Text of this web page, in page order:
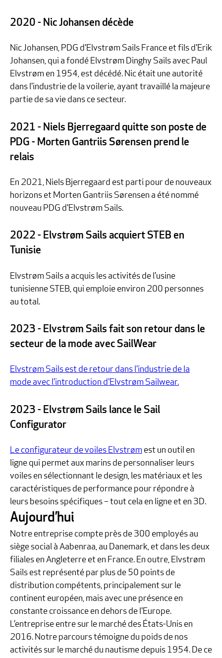
2020 - Nic Johansen décède
Nic Johansen, PDG d'Elvstrøm Sails France et fils d'Erik
Johansen, qui a fondé Elvstrøm Dinghy Sails avec Paul
Elvstrøm en 1954, est décédé. Nic était une autorité
dans l'industrie de la voilerie, ayant travaillé la majeure
partie de sa vie dans ce secteur.
2021 - Niels Bjerregaard quitte son poste de
PDG - Morten Gantriis Sørensen prend le
relais
En 2021, Niels Bjerregaard est parti pour de nouveaux
horizons et Morten Gantriis Sørensen a été nommé
nouveau PDG d'Elvstrøm Sails.
2022 - Elvstrøm Sails acquiert STEB en
Tunisie
Elvstrøm Sails a acquis les activités de l'usine
tunisienne STEB, qui emploie environ 200 personnes
au total.
2023 - Elvstrøm Sails fait son retour dans le
secteur de la mode avec SailWear
Elvstrøm Sails est de retour dans l'industrie de la
mode avec l'introduction d'Elvstrøm Sailwear.
2023 - Elvstrøm Sails lance le Sail
Configurator
Le configurateur de voiles Elvstrøm est un outil en
ligne qui permet aux marins de personnaliser leurs
voiles en sélectionnant le design, les matériaux et les
caractéristiques de performance pour répondre à
leurs besoins spécifiques – tout cela en ligne et en 3D.
Aujourd’hui
Notre entreprise compte près de 300 employés au
siège social à Aabenraa, au Danemark, et dans les deux
filiales en Angleterre et en France. En outre, Elvstrøm
Sails est représenté par plus de 50 points de
distribution compétents, principalement sur le
continent européen, mais avec une présence en
constante croissance en dehors de l'Europe.
L’entreprise entre sur le marché des États-Unis en
2016. Notre parcours témoigne du poids de nos
activités sur le marché du nautisme depuis 1954. De ce